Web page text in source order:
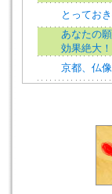
とってお
あなたの
効果絶大！
京都、仏